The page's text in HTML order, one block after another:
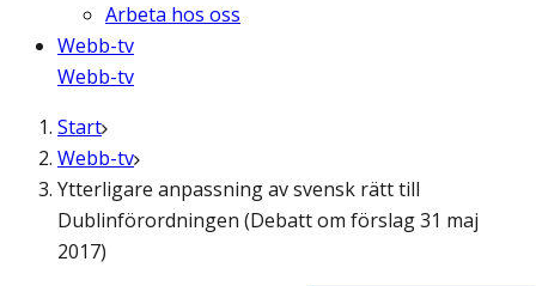
Arbeta hos oss
Webb-tv
Webb-tv
Start
Webb-tv
Ytterligare anpassning av svensk rätt till
Dublinförordningen (Debatt om förslag 31 maj
2017)